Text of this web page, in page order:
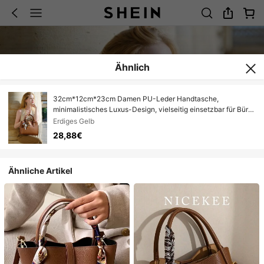
Ähnlich
32cm*12cm*23cm Damen PU-Leder Handtasche,
minimalistisches Luxus-Design, vielseitig einsetzbar für Büro,
Reisen, Dates, Schal-Dekoration, hochwertige Qualität
Erdiges Gelb
28,88€
Ähnliche Artikel